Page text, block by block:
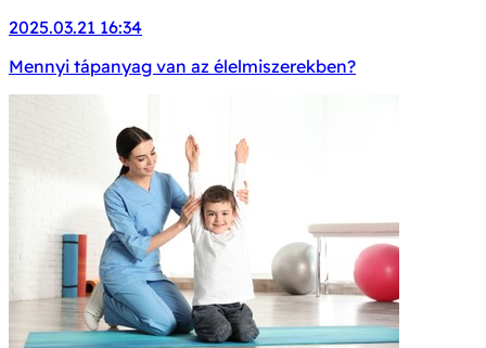
2025.03.21 16:34
Mennyi tápanyag van az élelmiszerekben?